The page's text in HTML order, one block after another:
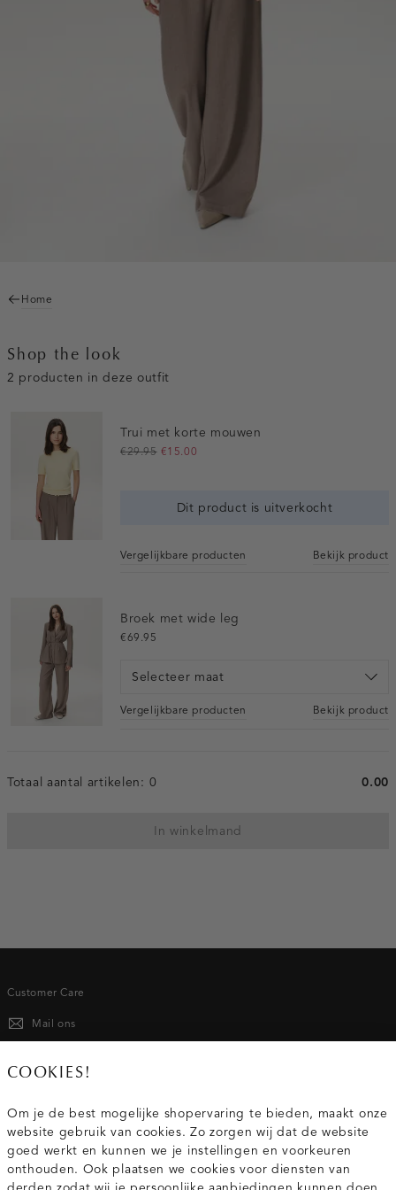
Home
Shop the look
2 producten in deze outfit
Trui met korte mouwen
€29.95 €15.00
Dit product is uitverkocht
Vergelijkbare producten Bekijk product
Broek met wide leg
€69.95
Selecteer maat
Vergelijkbare producten Bekijk product
Totaal aantal artikelen: 0 0.00
In winkelmand
Customer Care
Mail ons
020 - 3412 667
Service
COOKIES!
Om je de best mogelijke shopervaring te bieden, maakt onze
website gebruik van cookies. Zo zorgen wij dat de website
goed werkt en kunnen we je instellingen en voorkeuren
onthouden. Ook plaatsen we cookies voor diensten van